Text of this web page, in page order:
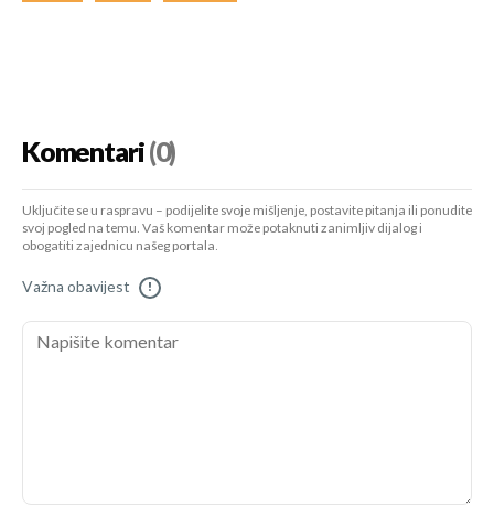
Komentari(0)
Uključite se u raspravu – podijelite svoje mišljenje, postavite pitanja ili ponudite
svoj pogled na temu. Vaš komentar može potaknuti zanimljiv dijalog i
obogatiti zajednicu našeg portala.
Važna obavijest !